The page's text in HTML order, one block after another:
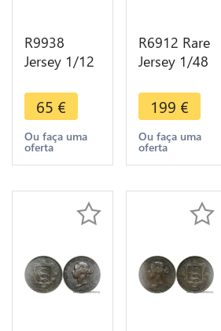
R9938
Jersey 1/12
Victoria
1877 H
Heaton AU
->Make
65 €
Ou faça uma
oferta
R6912 Rare
Jersey 1/48
Victoria
1877 H
Heaton AU
-> Make
199 €
Ou faça uma
oferta